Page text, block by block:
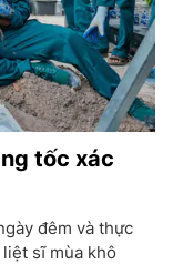
tốc xác
đêm và thực
sĩ mùa khô